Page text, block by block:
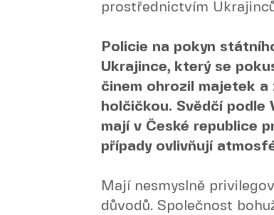
prostřednictvím
Policie na pokyn
Ukrajince, který se
činem ohrozil majetek
holčičkou. Svědčí
mají v České republice
případy ovlivňují
Mají nesmyslně
důvodů. Společnost